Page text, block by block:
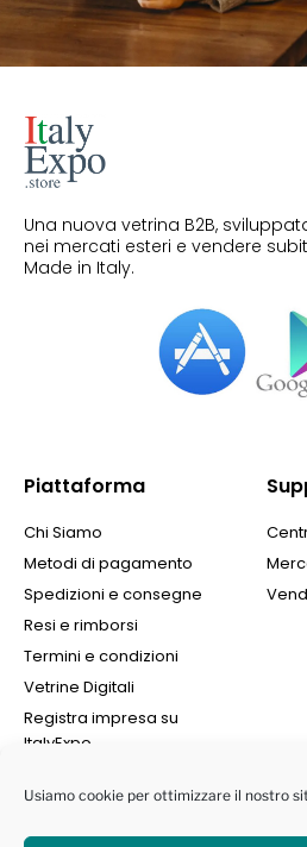
Usiamo cookie per ottimizzare il nostro
Una nuova vetrina B2B,
nei mercati esteri e vendere
Made in Italy.
Piattaforma
Chi Siamo
Metodi di pagamento
Spedizioni e consegne
Resi e rimborsi
Termini e condizioni
Vetrine Digitali
Registra impresa su
ItalyExpo